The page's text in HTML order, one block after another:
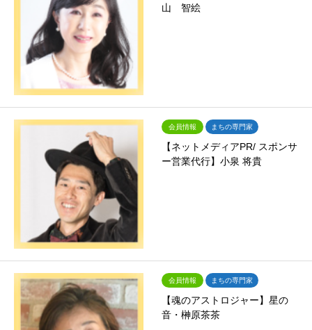
山 智絵
会員情報 まちの専門家
【ネットメディアPR/ スポンサ
ー営業代行】小泉 将貴
会員情報 まちの専門家
【魂のアストロジャー】星の
音・榊原茶茶